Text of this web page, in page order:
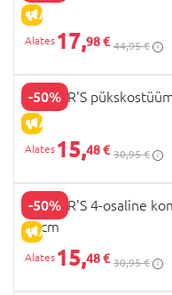
ALLAHINDLUS
17,98 € 44,95 €
-50%
ALLAHINDLUS
CARTER'S
15,48 € 30,95 €
-50%
ALLAHINDLUS
CARTER'S 4-osaline
72cm
15,48 € 30,95 €